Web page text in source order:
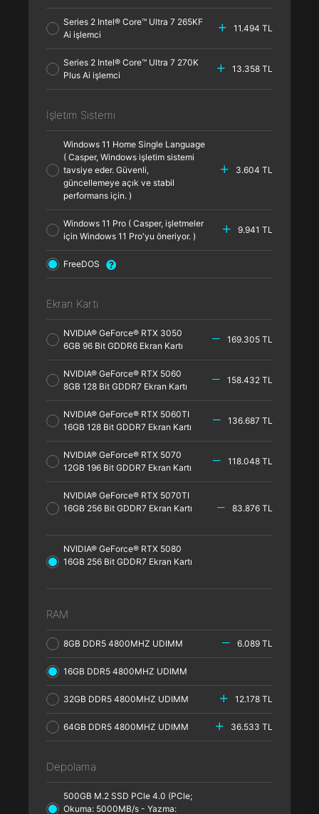
Series 2 Intel® Core™ Ultra 7 265KF
Ai işlemci
11.494 TL
Series 2 Intel® Core™ Ultra 7 270K
Plus Ai işlemci
13.358 TL
İşletim Sistemi
Windows 11 Home Single Language
( Casper, Windows işletim sistemi
tavsiye eder. Güvenli,
güncellemeye açık ve stabil
performans için. )
3.604 TL
Windows 11 Pro ( Casper, işletmeler
için Windows 11 Pro'yu öneriyor. )
9.941 TL
FreeDOS
Ekran Kartı
NVIDIA® GeForce® RTX 3050
6GB 96 Bit GDDR6 Ekran Kartı
169.305 TL
NVIDIA® GeForce® RTX 5060
8GB 128 Bit GDDR7 Ekran Kartı
158.432 TL
NVIDIA® GeForce® RTX 5060TI
16GB 128 Bit GDDR7 Ekran Kartı
136.687 TL
NVIDIA® GeForce® RTX 5070
12GB 196 Bit GDDR7 Ekran Kartı
118.048 TL
NVIDIA® GeForce® RTX 5070TI
16GB 256 Bit GDDR7 Ekran Kartı
83.876 TL
NVIDIA® GeForce® RTX 5080
16GB 256 Bit GDDR7 Ekran Kartı
RAM
8GB DDR5 4800MHZ UDIMM 6.089 TL
16GB DDR5 4800MHZ UDIMM
32GB DDR5 4800MHZ UDIMM 12.178 TL
64GB DDR5 4800MHZ UDIMM 36.533 TL
Depolama
500GB M.2 SSD PCle 4.0 (PCle;
Okuma: 5000MB/s - Yazma: